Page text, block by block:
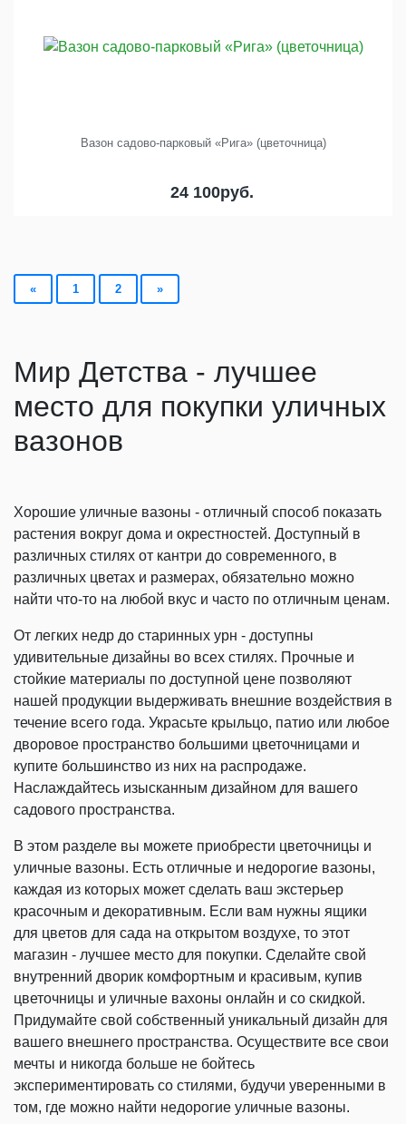
Вазон садово-парковый «Рига» (цветочница)
24 100руб.
« 1 2 »
Мир Детства - лучшее
место для покупки уличных
вазонов
Хорошие уличные вазоны - отличный способ показать
растения вокруг дома и окрестностей. Доступный в
различных стилях от кантри до современного, в
различных цветах и размерах, обязательно можно
найти что-то на любой вкус и часто по отличным ценам.
От легких недр до старинных урн - доступны
удивительные дизайны во всех стилях. Прочные и
стойкие материалы по доступной цене позволяют
нашей продукции выдерживать внешние воздействия в
течение всего года. Украсьте крыльцо, патио или любое
дворовое пространство большими цветочницами и
купите большинство из них на распродаже.
Наслаждайтесь изысканным дизайном для вашего
садового пространства.
В этом разделе вы можете приобрести цветочницы и
уличные вазоны. Есть отличные и недорогие вазоны,
каждая из которых может сделать ваш экстерьер
красочным и декоративным. Если вам нужны ящики
для цветов для сада на открытом воздухе, то этот
магазин - лучшее место для покупки. Сделайте свой
внутренний дворик комфортным и красивым, купив
цветочницы и уличные вахоны онлайн и со скидкой.
Придумайте свой собственный уникальный дизайн для
вашего внешнего пространства. Осуществите все свои
мечты и никогда больше не бойтесь
экспериментировать со стилями, будучи уверенными в
том, где можно найти недорогие уличные вазоны.